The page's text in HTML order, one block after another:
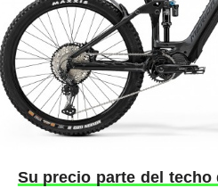
Su precio parte del techo